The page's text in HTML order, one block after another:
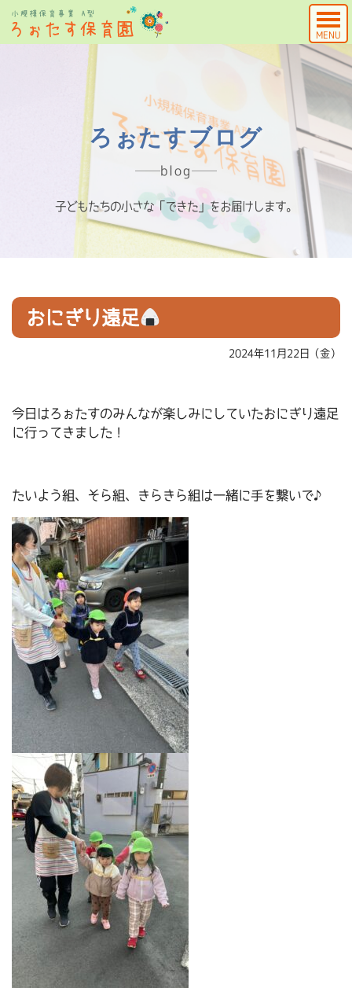
MENU
ろぉたすブログ
blog
子どもたちの小さな「できた」をお届けします。
おにぎり遠足
2024年11月22日（金）
今日はろぉたすのみんなが楽しみにしていたおにぎり遠足
に行ってきました！
たいよう組、そら組、きらきら組は一緒に手を繋いで♪